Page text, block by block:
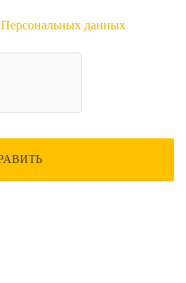
Персональных данных